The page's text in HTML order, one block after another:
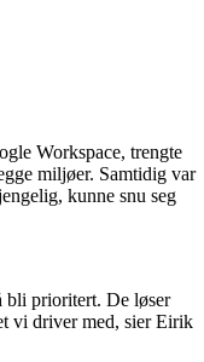
Workspace, trengte
miljøer. Samtidig var
kunne snu seg
bli prioritert. De løser
vi driver med, sier Eirik